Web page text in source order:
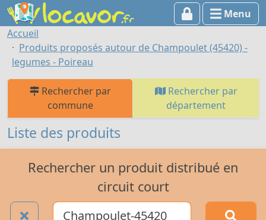
Menu
Accueil
Produits proposés autour de Champoulet (45420) -
legumes - Poireau
Rechercher par
commune
Rechercher par
département
Liste des produits
Rechercher un produit distribué en
circuit court